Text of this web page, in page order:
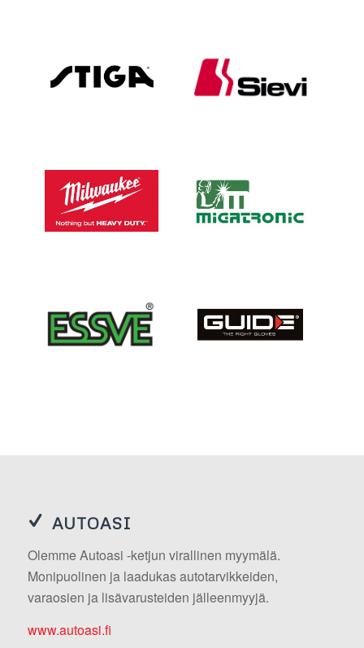
AUTOASI
Olemme Autoasi -ketjun virallinen myymälä.
Monipuolinen ja laadukas autotarvikkeiden,
varaosien ja lisävarusteiden jälleenmyyjä.
www.autoasi.fi